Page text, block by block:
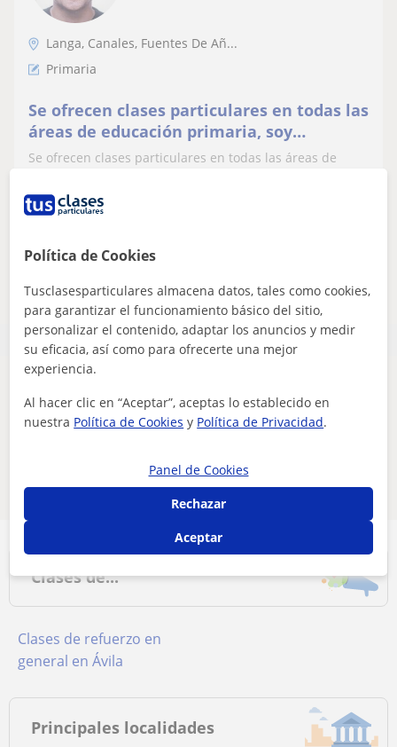
Langa, Canales, Fuentes De Añ...
Primaria
Se ofrecen clases particulares en todas las
áreas de educación primaria, soy
graduado en educación primaria con
terapéutica, lengua inglesa y audición y
lenguaje, actualmente estoy realizando
Se ofrecen clases particulares en todas las áreas de
primaria con menciones en educación físi...
Ajusta tu búsqueda para ver más resultados o
guárdala y te avisaremos cuando haya nuevos
Eliminar filtros
Guardar búsqueda
Clases de...
Clases de refuerzo en
general en Ávila
Principales localidades
Política de Cookies
Tusclasesparticulares almacena datos, tales como cookies,
para garantizar el funcionamiento básico del sitio,
personalizar el contenido, adaptar los anuncios y medir
su eficacia, así como para ofrecerte una mejor
experiencia.
Al hacer clic en “Aceptar”, aceptas lo establecido en
nuestra Política de Cookies y Política de Privacidad.
Panel de Cookies
Rechazar
Aceptar